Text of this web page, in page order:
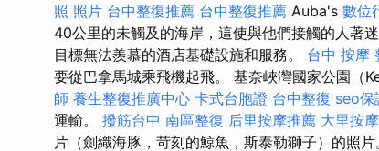
照 照片 台中整復推薦 台中整復推薦 Auba's 數位
40公里的未觸及的海岸，這使與他們接觸的人著迷
目標無法羨慕的酒店基礎設施和服務。 台中 按摩
要從巴拿馬城乘飛機起飛。 基奈峽灣國家公園（
師 養生整復推廣中心 卡式台胞證 台中整復 seo保
運輸。 撥筋台中 南區整復 后里按摩推薦 大里按摩
片（劍織海豚，苛刻的鯨魚，斯泰勒獅子）的照片